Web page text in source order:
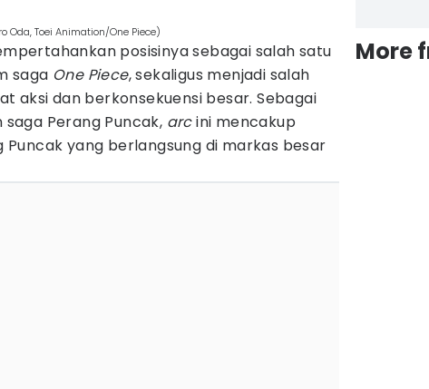
Oda, Toei Animation/One Piece)
posisinya sebagai salah satu
saga One Piece, sekaligus menjadi salah
aksi dan berkonsekuensi besar. Sebagai
Perang Puncak, arcini mencakup
Puncak yang berlangsung di markas besar
More